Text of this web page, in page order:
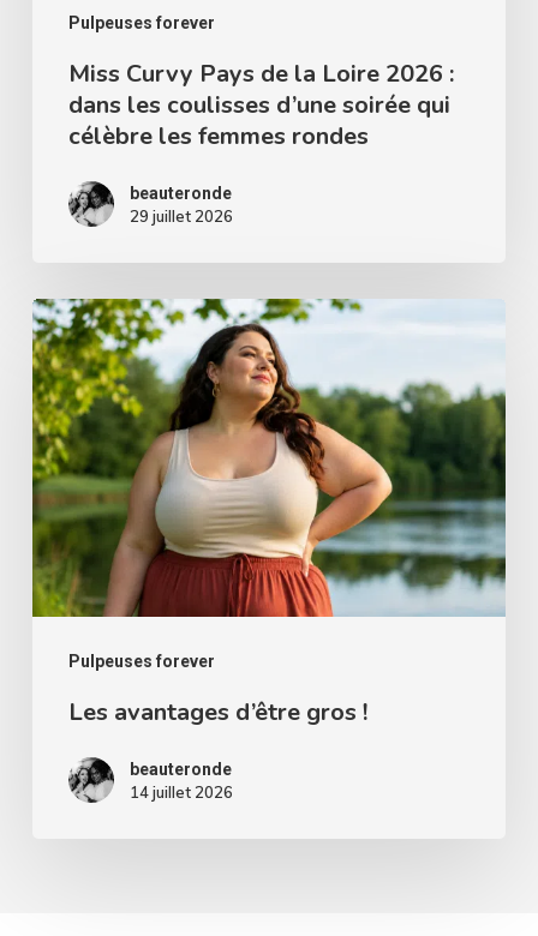
Pulpeuses forever
coulisses
d’une
soirée
célèbre
femmes
rondes
Miss Curvy Pays de la Loire 2026 :
dans les coulisses d’une soirée qui
célèbre les femmes rondes
beauteronde
29 juillet 2026
Pulpeuses forever
Les
avantages
d’être
gros
!
Les avantages d’être gros !
beauteronde
14 juillet 2026